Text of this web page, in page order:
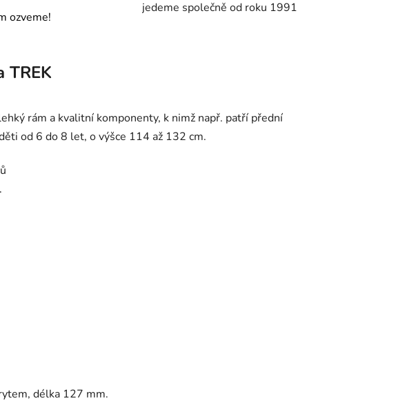
ozveme!
jedeme společně od roku 1991
TREK
rám a kvalitní komponenty, k nimž např. patří přední
od 6 do 8 let, o výšce 114 až 132 cm.
délka 127 mm.